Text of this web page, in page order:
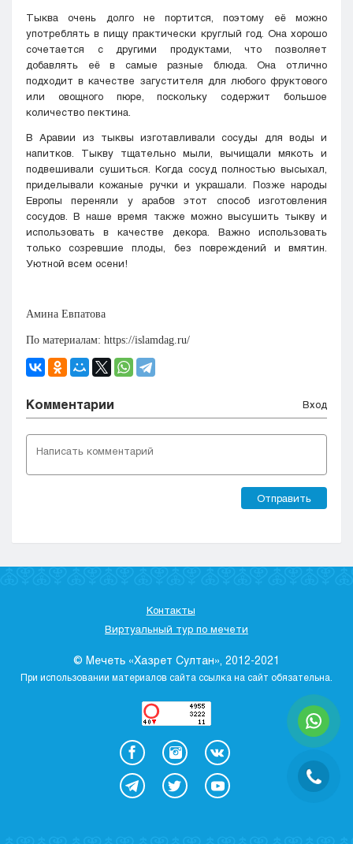
Тыква очень долго не портится, поэтому её можно
употреблять в пищу практически круглый год. Она хорошо
сочетается с другими продуктами, что позволяет
добавлять её в самые разные блюда. Она отлично
подходит в качестве загустителя для любого фруктового
или овощного пюре, поскольку содержит большое
количество пектина.
В Аравии из тыквы изготавливали сосуды для воды и
напитков. Тыкву тщательно мыли, вычищали мякоть и
подвешивали сушиться. Когда сосуд полностью высыхал,
приделывали кожаные ручки и украшали. Позже народы
Европы переняли у арабов этот способ изготовления
сосудов. В наше время также можно высушить тыкву и
использовать в качестве декора. Важно использовать
только созревшие плоды, без повреждений и вмятин.
Уютной всем осени!
Амина Евпатова
По материалам: https://islamdag.ru/
Комментарии Вход
Отправить
Контакты
Виртуальный тур по мечети
© Мечеть «Хазрет Султан», 2012-2021
При использовании материалов сайта ссылка на сайт обязательна.